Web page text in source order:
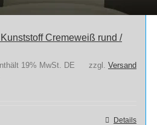
Cremeweiß rund /
19% MwSt. DE zzgl. Versand
Details